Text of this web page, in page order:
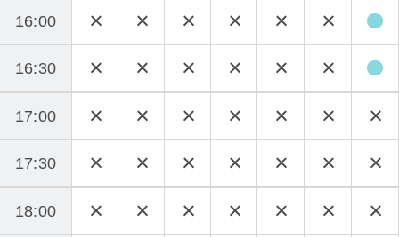
16:00
16:30
17:00
17:30
18:00